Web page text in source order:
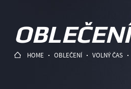
OBLEČENÍ
HOME OBLEČENÍ VOLNÝ ČAS